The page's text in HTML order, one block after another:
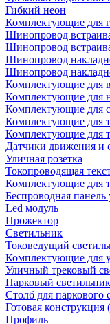
Гибкий неон
Комплектующие для
Шинопровод
Шинопровод
Шинопровод
Шинопровод
Комплектующие для
Комплектующие для
Комплектующие для
Комплектующие для
Комплектующие для
Датчики движения и
Уличная розетка
Токопроводящая
Комплектующие для
Беспроводная панель
Led модуль
Прожектор
Светильник
Токоведущий
Комплектующие для
Уличный трековый
Парковый светильник
Столб для паркового
Готовая конструкция
Профиль